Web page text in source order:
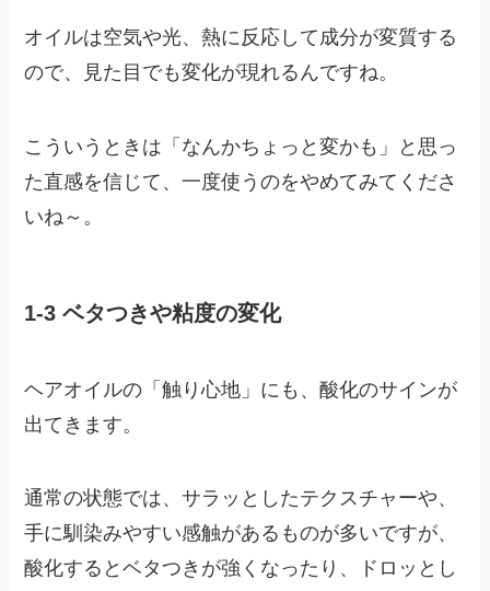
オイルは空気や光、熱に反応して成分が変質する
ので、見た目でも変化が現れるんですね。
こういうときは「なんかちょっと変かも」と思っ
た直感を信じて、一度使うのをやめてみてくださ
いね～。
1-3 ベタつきや粘度の変化
ヘアオイルの「触り心地」にも、酸化のサインが
出てきます。
通常の状態では、サラッとしたテクスチャーや、
手に馴染みやすい感触があるものが多いですが、
酸化するとベタつきが強くなったり、ドロッとし